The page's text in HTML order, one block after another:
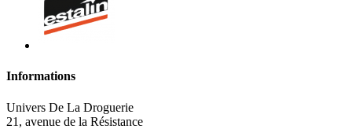
Informations
Univers De La Droguerie
21, avenue de la Résistance